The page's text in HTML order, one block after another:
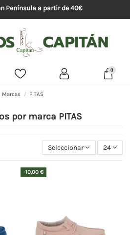
Península a partir de 40€
0
Marcas PITAS
por marca PITAS
Seleccionar 24
-10,00 €